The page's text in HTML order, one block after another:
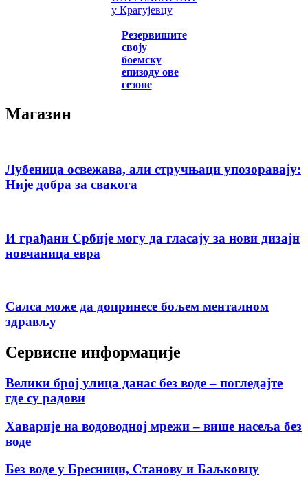
у Крагујевцу
Резервишите
своју
боемску
епизоду ове
сезоне
Магазин
Лубеница освежава, али стручњаци упозоравају:
Није добра за свакога
И грађани Србије могу да гласају за нови дизајн
новчаница евра
Салса може да допринесе бољем менталном
здрављу
Сервисне информације
Велики број улица данас без воде – погледајте
где су радови
Хаварије на водоводној мрежи – више насеља без
воде
Без воде у Бресници, Станову и Баљковцу